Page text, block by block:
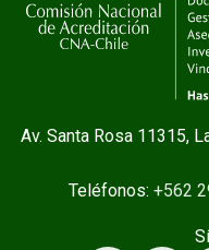
Av. Santa Rosa 11315,
Teléfonos: +562